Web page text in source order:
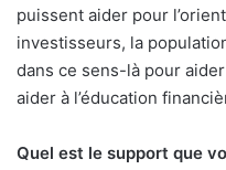
puissent aider pour
investisseurs, la
dans ce sens-là pour
aider à l’éducation
Quel est le support que